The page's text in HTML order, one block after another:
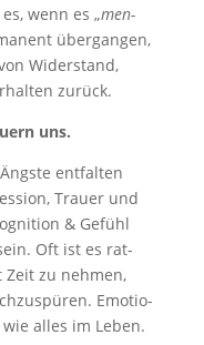
wenn es „men­
über­gan­gen,
Wider­stand,
zurück.
uns.
ent­fal­ten
Trau­er und
& Gefühl
Oft ist es rat­
Zeit zu neh­men,
Emo­tio­
alles im Leben.